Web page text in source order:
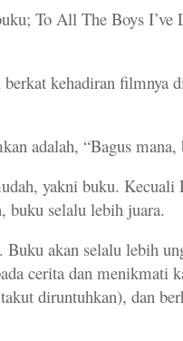
To All The Boys
berkat kehadiran
adalah, “Bagus
yakni buku.
buku selalu lebih juara.
akan selalu lebih
cerita dan menikmati
diruntuhkan), dan